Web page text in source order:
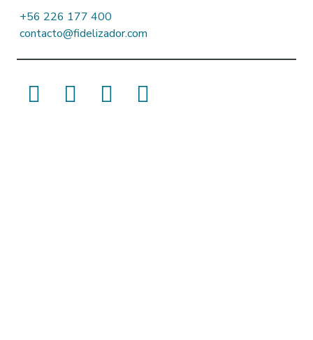
+56 226 177 400
contacto@fidelizador.com